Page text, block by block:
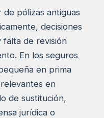
pólizas antiguas
decisiones
de revisión
En los seguros
en prima
en
de sustitución,
jurídica o